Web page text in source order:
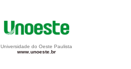
Universidade do Oeste Paulista
www.unoeste.br